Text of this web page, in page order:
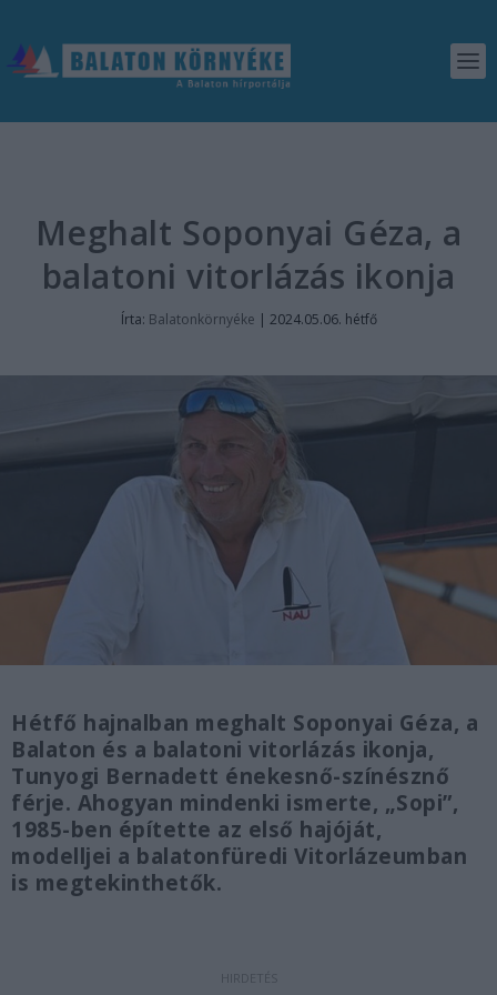
Meghalt Soponyai Géza, a
balatoni vitorlázás ikonja
Írta: Balatonkörnyéke | 2024.05.06. hétfő
Hétfő hajnalban meghalt Soponyai Géza, a
Balaton és a balatoni vitorlázás ikonja,
Tunyogi Bernadett énekesnő-színésznő
férje. Ahogyan mindenki ismerte, „Sopi”,
1985-ben építette az első hajóját,
modelljei a balatonfüredi Vitorlázeumban
is megtekinthetők.